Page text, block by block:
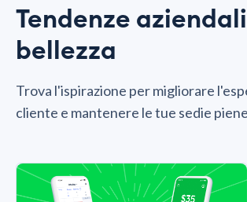
Tendenze
bellezza
Trova l'ispirazione per migliorare
cliente e mantenere le tue sedie